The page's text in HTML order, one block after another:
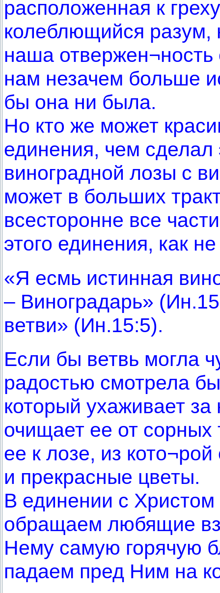
расположенная к
колеблющийся разум,
наша
нам незачем больше
бы она ни была.
Но кто же может
единения, чем сделал
виноградной лозы с
может в больших
всесторонне все
этого единения, как
«Я есмь истинная
– Виноградарь»
ветви» (Ин.15:5).
Если бы ветвь могла
радостью смотрела
который ухаживает
очищает ее от сорных
ее к лозе, из
и прекрасные цветы.
В единении с
обращаем любящие
Нему самую горячую
падаем пред Ним на